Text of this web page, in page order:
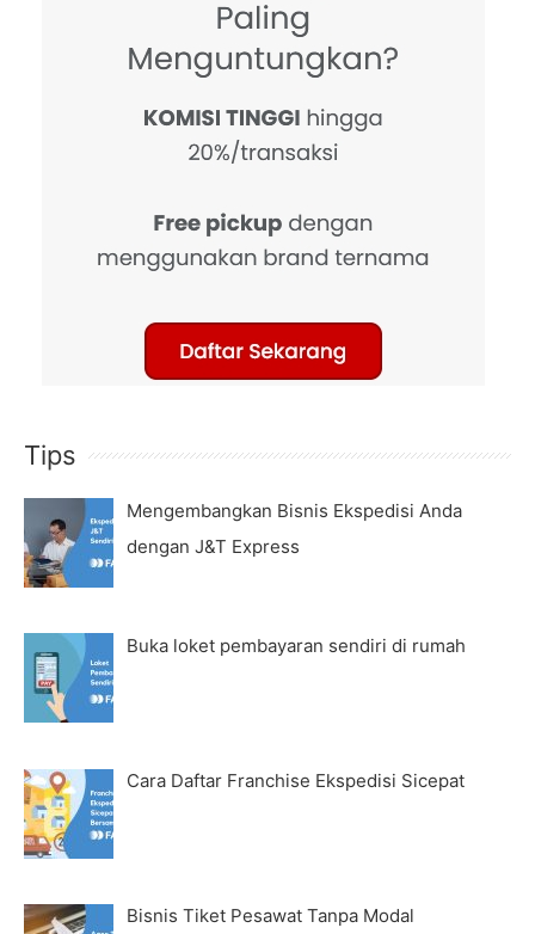
Tips
Mengembangkan Bisnis Ekspedisi Anda
dengan J&T Express
Buka loket pembayaran sendiri di rumah
Cara Daftar Franchise Ekspedisi Sicepat
Bisnis Tiket Pesawat Tanpa Modal